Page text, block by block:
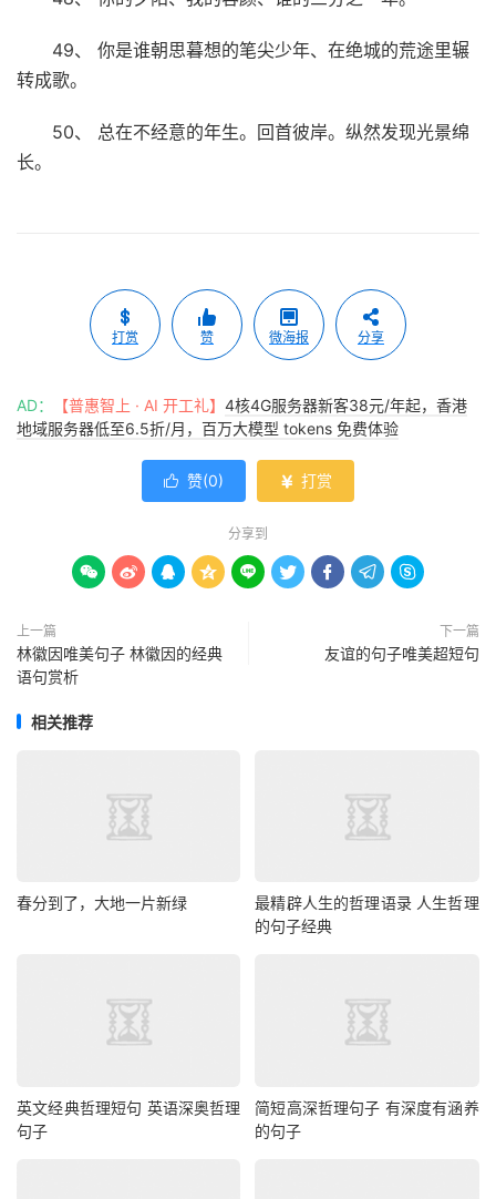
49、 你是谁朝思暮想的笔尖少年、在绝城的荒途里辗
转成歌。
50、 总在不经意的年生。回首彼岸。纵然发现光景绵
长。
打赏 赞 微海报 分享
AD： 【普惠智上 · AI 开工礼】 4核4G服务器新客38元/年起，香港
地域服务器低至6.5折/月，百万大模型 tokens 免费体验
 赞(0)  打赏
分享到
        
上一篇
林徽因唯美句子 林徽因的经典
语句赏析
下一篇
友谊的句子唯美超短句
相关推荐
春分到了，大地一片新绿
最精辟人生的哲理语录 人生哲理
的句子经典
英文经典哲理短句 英语深奥哲理
句子
简短高深哲理句子 有深度有涵养
的句子